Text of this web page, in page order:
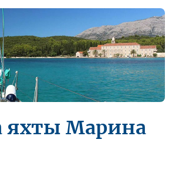
яхты Марина